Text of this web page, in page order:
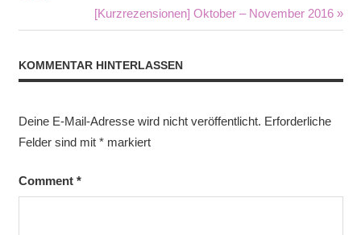
Nächster
Beitrag:
[Kurzrezensionen] Oktober – November 2016
KOMMENTAR HINTERLASSEN
Deine E-Mail-Adresse wird nicht veröffentlicht. Erforderliche
Felder sind mit *markiert
Comment*